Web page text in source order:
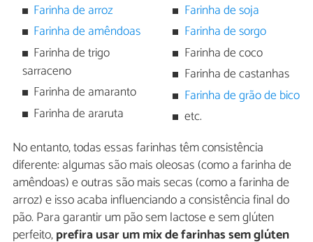
Farinha de arroz
Farinha de amêndoas
Farinha de trigo
sarraceno
Farinha de amaranto
Farinha de araruta
Farinha de soja
Farinha de sorgo
Farinha de coco
Farinha de castanhas
Farinha de grão de bico
etc.
No entanto, todas essas farinhas têm consistência
diferente: algumas são mais oleosas (como a farinha de
amêndoas) e outras são mais secas (como a farinha de
arroz) e isso acaba influenciando a consistência final do
pão. Para garantir um pão sem lactose e sem glúten
perfeito,prefira usar um mix de farinhas sem glúten